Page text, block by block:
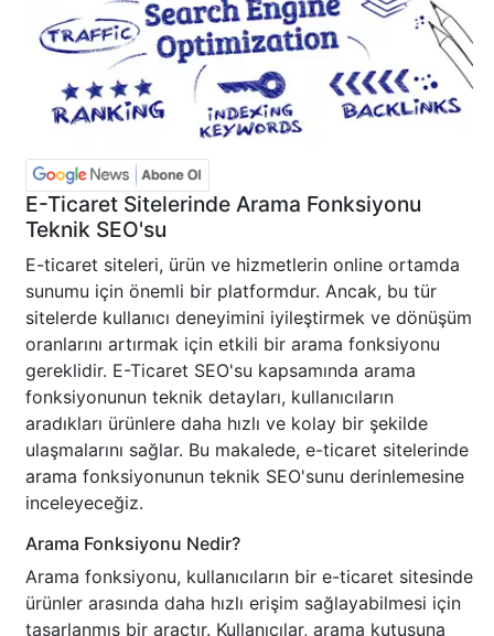
E-Ticaret Sitelerinde Arama Fonksiyonu
Teknik SEO'su
E-ticaret siteleri, ürün ve hizmetlerin online ortamda
sunumu için önemli bir platformdur. Ancak, bu tür
sitelerde kullanıcı deneyimini iyileştirmek ve dönüşüm
oranlarını artırmak için etkili bir arama fonksiyonu
gereklidir. E-Ticaret SEO'su kapsamında arama
fonksiyonunun teknik detayları, kullanıcıların
aradıkları ürünlere daha hızlı ve kolay bir şekilde
ulaşmalarını sağlar. Bu makalede, e-ticaret sitelerinde
arama fonksiyonunun teknik SEO'sunu derinlemesine
inceleyeceğiz.
Arama Fonksiyonu Nedir?
Arama fonksiyonu, kullanıcıların bir e-ticaret sitesinde
ürünler arasında daha hızlı erişim sağlayabilmesi için
tasarlanmış bir araçtır. Kullanıcılar, arama kutusuna